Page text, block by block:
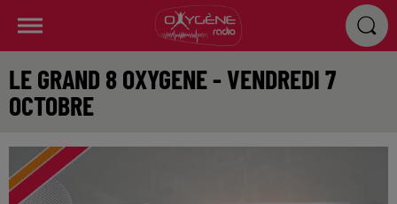
LE GRAND 8 OXYGENE - VENDREDI 7
OCTOBRE